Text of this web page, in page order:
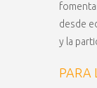
desde
y la
PARA